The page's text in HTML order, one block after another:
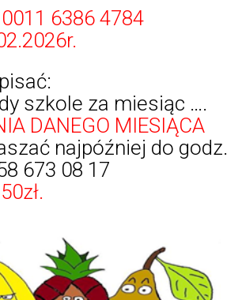
6386 4784
szkole za miesiąc ….
DANEGO MIESIĄCA
najpóźniej do godz.
673 08 17